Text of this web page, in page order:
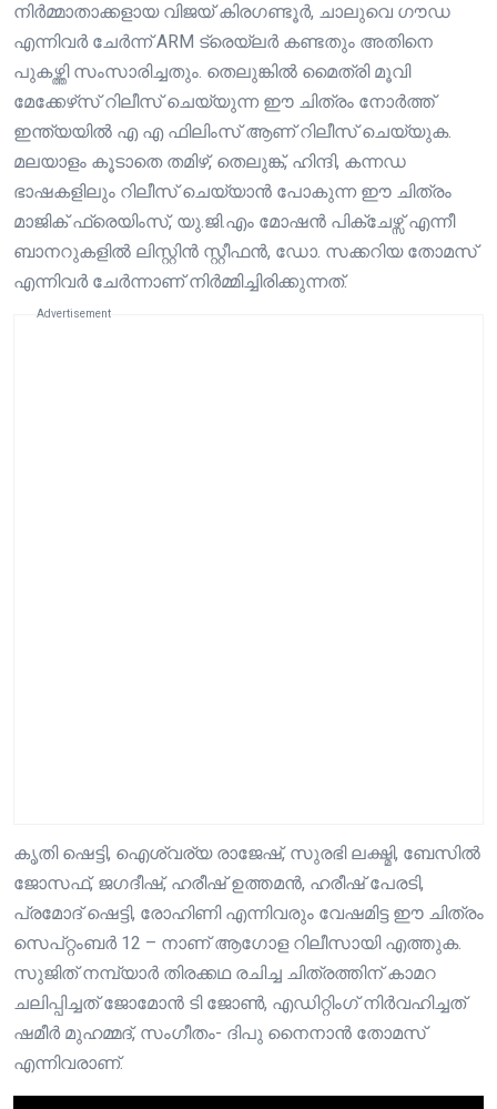
നിർമ്മാതാക്കളായ വിജയ് കിരഗണ്ടൂർ, ചാലുവെ ഗൗഡ
എന്നിവർ ചേർന്ന് ARM ട്രെയ്‌ലർ കണ്ടതും അതിനെ
പുകഴ്ത്തി സംസാരിച്ചതും. തെലുങ്കിൽ മൈത്രി മൂവി
മേക്കേഴ്‌സ് റിലീസ് ചെയ്യുന്ന ഈ ചിത്രം നോർത്ത്
ഇന്ത്യയിൽ എ എ ഫിലിംസ് ആണ് റിലീസ് ചെയ്യുക.
മലയാളം കൂടാതെ തമിഴ്, തെലുങ്ക്, ഹിന്ദി, കന്നഡ
ഭാഷകളിലും റിലീസ് ചെയ്യാൻ പോകുന്ന ഈ ചിത്രം
മാജിക് ഫ്രെയിംസ്, യു.ജി.എം മോഷൻ പിക്ചേഴ്സ് എന്നീ
ബാനറുകളിൽ ലിസ്റ്റിൻ സ്റ്റീഫൻ, ഡോ. സക്കറിയ തോമസ്
എന്നിവർ ചേർന്നാണ് നിർമ്മിച്ചിരിക്കുന്നത്.
Advertisement
കൃതി ഷെട്ടി, ഐശ്വര്യ രാജേഷ്, സുരഭി ലക്ഷ്മി, ബേസിൽ
ജോസഫ്, ജഗദീഷ്, ഹരീഷ് ഉത്തമൻ, ഹരീഷ് പേരടി,
പ്രമോദ് ഷെട്ടി, രോഹിണി എന്നിവരും വേഷമിട്ട ഈ ചിത്രം
സെപ്റ്റംബർ 12 – നാണ് ആഗോള റിലീസായി എത്തുക.
സുജിത് നമ്പ്യാർ തിരക്കഥ രചിച്ച ചിത്രത്തിന് കാമറ
ചലിപ്പിച്ചത് ജോമോൻ ടി ജോൺ, എഡിറ്റിംഗ് നിർവഹിച്ചത്
ഷമീർ മുഹമ്മദ്, സംഗീതം- ദിപു നൈനാൻ തോമസ്
എന്നിവരാണ്.